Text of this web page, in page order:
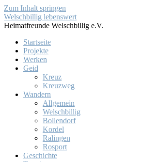
Zum Inhalt springen
Welschbillig lebenswert
Heimatfreunde Welschbillig e.V.
Startseite
Projekte
Werken
Geid
Kreuz
Kreuzweg
Wandern
Allgemein
Welschbillig
Bollendorf
Kordel
Ralingen
Rosport
Geschichte